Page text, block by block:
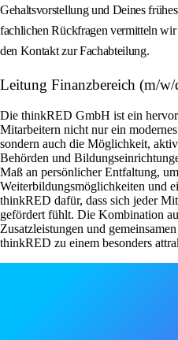
Gehaltsvorstellung und Deines
fachlichen Rückfragen vermitteln
den Kontakt zur Fachabteilung.
Leitung Finanzbereich (m/
Die thinkRED GmbH ist ein
Mitarbeitern nicht nur ein
sondern auch die Möglichkeit,
Behörden und
Maß an persönlicher Entfaltung,
Weiterbildungsmöglichkeiten und
thinkRED dafür, dass sich jeder
gefördert fühlt. Die Kombination
Zusatzleistungen und
thinkRED zu einem besonders